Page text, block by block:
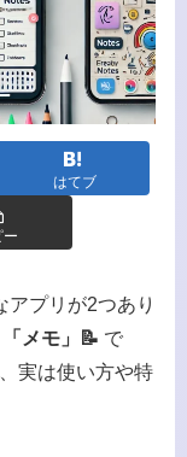
はてブ
ー
プリが2つあり
「メモ」📝 で
実は使い方や特